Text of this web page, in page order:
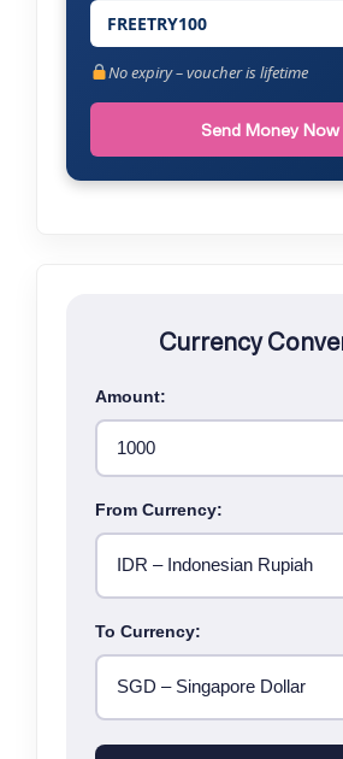
FREETRY100
No expiry – voucher is lifetime
Send Money Now
Currency
Amount:
From Currency:
To Currency: